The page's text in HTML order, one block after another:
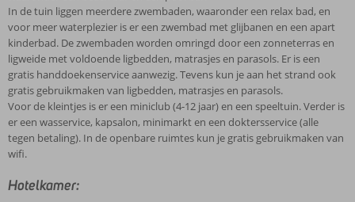
In de tuin liggen meerdere zwembaden, waaronder een relax bad, en
voor meer waterplezier is er een zwembad met glijbanen en een apart
kinderbad. De zwembaden worden omringd door een zonneterras en
ligweide met voldoende ligbedden, matrasjes en parasols. Er is een
gratis handdoekenservice aanwezig. Tevens kun je aan het strand ook
gratis gebruikmaken van ligbedden, matrasjes en parasols.
Voor de kleintjes is er een miniclub (4-12 jaar) en een speeltuin. Verder is
er een wasservice, kapsalon, minimarkt en een doktersservice (alle
tegen betaling). In de openbare ruimtes kun je gratis gebruikmaken van
wifi.
Hotelkamer: